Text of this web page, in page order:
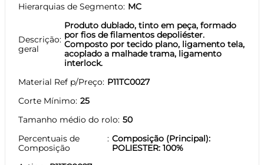
Hierarquias de Segmento MC
Descrição
geral
Produto dublado, tinto em peça, formado
por fios de filamentos depoliéster.
Composto por tecido plano, ligamento tela,
acoplado a malhade trama, ligamento
interlock.
Material Ref p/Preço P11TC0027
Corte Mínimo 25
Tamanho médio do rolo 50
Percentuais de
Composição
Composição (Principal):
POLIESTER: 100%